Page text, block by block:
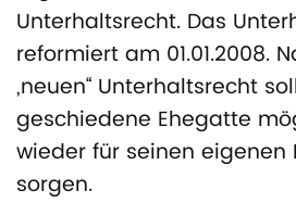
Unterhaltsrecht. Das
reformiert am 01.01.2008.
„neuen“ Unterhaltsrecht
geschiedene Ehegatte
wieder für seinen eigenen
sorgen.